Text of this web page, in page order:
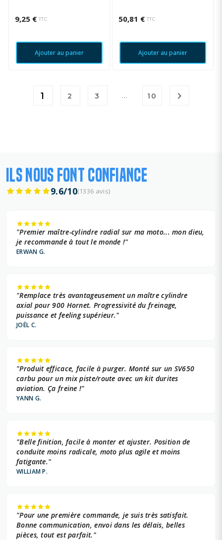
9,25 € TTC
Ajouter au panier
50,81 € TTC
Ajouter au panier
1 2 3 … 10 
ILS NOUS FONT CONFIANCE
9.6/10(1336 avis)
"Premier maître-cylindre radial sur ma moto... mon dieu,
je recommande à tout le monde !"
ERWAN G.
"Remplace très avantageusement un maître cylindre
axial pour 900 Hornet. Progressivité du freinage,
puissance et feeling supérieur."
JOËL C.
"Produit efficace, facile à purger. Monté sur un SV650
carbu pour un mix piste/route avec un kit durites
aviation. Ça freine !"
YANN G.
"Belle finition, facile à monter et ajuster. Position de
conduite moins radicale, moto plus agile et moins
fatigante."
WILLIAM P.
"Pour une première commande, je suis très satisfait.
Bonne communication, envoi dans les délais, belles
pièces, tout est parfait."